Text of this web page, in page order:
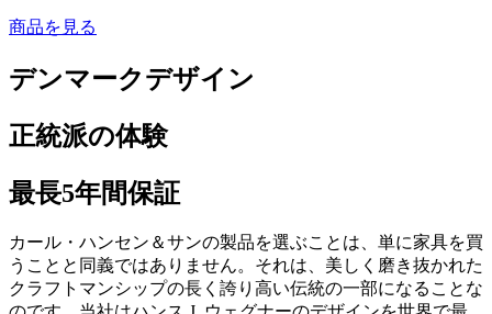
商品を見る
デンマークデザイン
正統派の体験
最長5年間保証
カール・ハンセン＆サンの製品を選ぶことは、単に家具を買
うことと同義ではありません。それは、美しく磨き抜かれた
クラフトマンシップの長く誇り高い伝統の一部になることな